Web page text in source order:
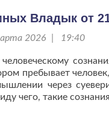
что
даёт
шанс.
Владык от
2026 | 19:40
пребывает
через
чего, такие